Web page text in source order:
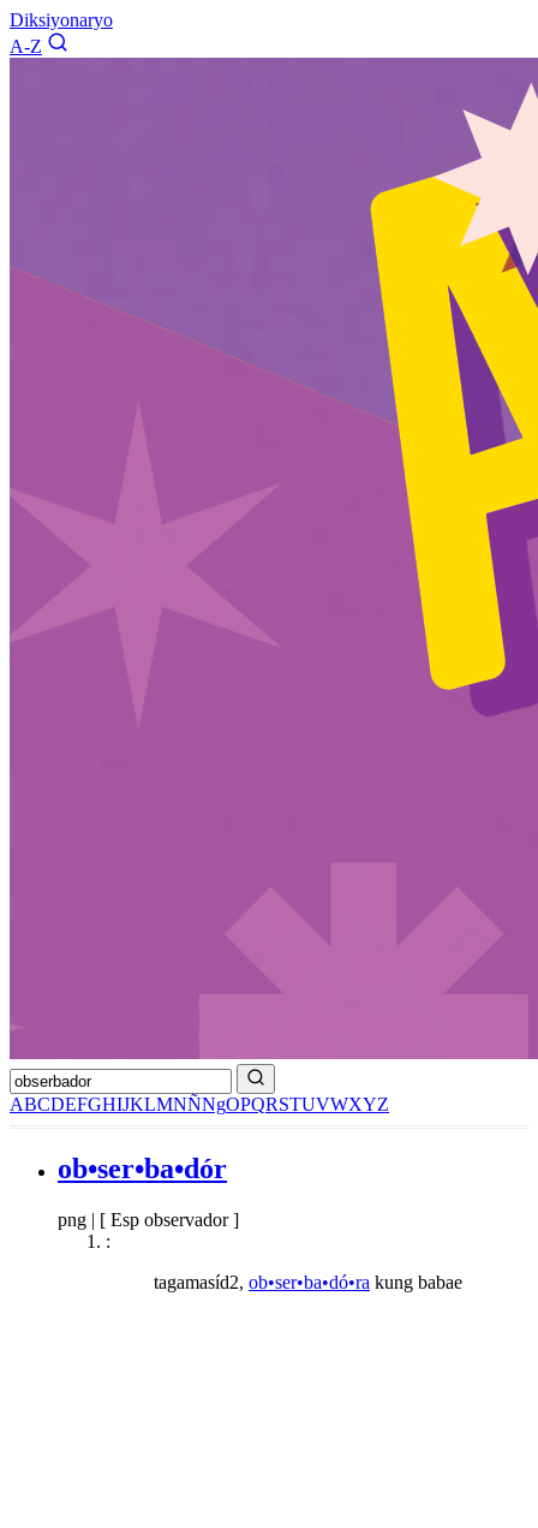
Diksiyonaryo
A-Z
ABCDEFGHIJKLMNÑNgOPQRSTUVWXYZ
ob•ser•ba•dór
png | [ Esp observador ]
:
tagamasíd2, ob•ser•ba•dó•ra kung babae